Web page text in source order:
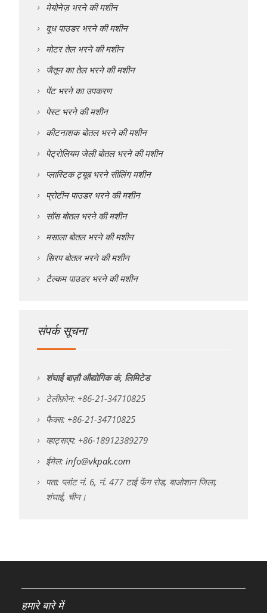
मेयोनेज़ भरने की मशीन
दूध पाउडर भरने की मशीन
मोटर तेल भरने की मशीन
जैतून का तेल भरने की मशीन
पेंट भरने का उपकरण
पेस्ट भरने की मशीन
कीटनाशक बोतल भरने की मशीन
पेट्रोलियम जेली बोतल भरने की मशीन
प्लास्टिक ट्यूब भरने सीलिंग मशीन
प्रोटीन पाउडर भरने की मशीन
सॉस बोतल भरने की मशीन
मसाला बोतल भरने की मशीन
सिरप बोतल भरने की मशीन
टैल्कम पाउडर भरने की मशीन
संपर्क सूचना
शंघाई बाज़ौ औद्योगिक कं, लिमिटेड
टेलीफ़ोन: +86-21-34710825
फैक्स: +86-21-34710825
व्हाट्सएप: +86-18912389279
ईमेल: info@vkpak.com
पता: प्लांट नं. 6, नं. 477 टाई फेंग रोड, बाओशान जिला,
शंघाई, चीन।
हमारे बारे में